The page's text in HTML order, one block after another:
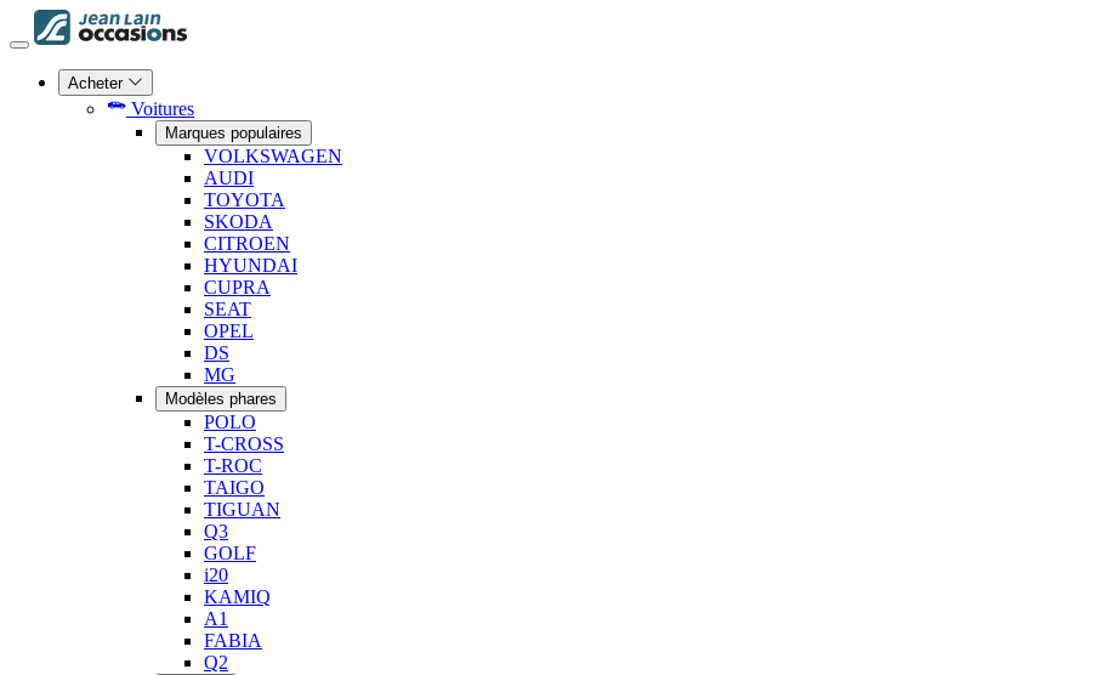
Acheter
Voitures
Marques populaires
VOLKSWAGEN
AUDI
TOYOTA
SKODA
CITROEN
HYUNDAI
CUPRA
SEAT
OPEL
DS
MG
Modèles phares
POLO
T-CROSS
T-ROC
TAIGO
TIGUAN
Q3
GOLF
i20
KAMIQ
A1
FABIA
Q2